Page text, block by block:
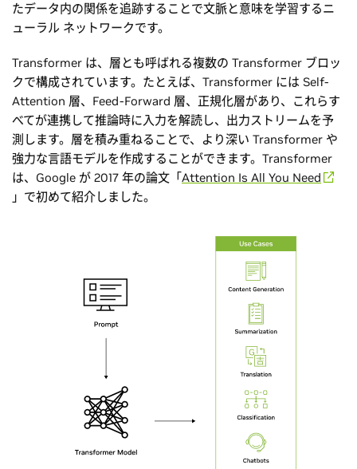
たデータ内の関係を追跡することで文脈と意味を学習するニ
ューラル ネットワークです。
Transformer は、層とも呼ばれる複数の Transformer ブロッ
クで構成されています。たとえば、Transformer には Self-
Attention 層、Feed-Forward 層、正規化層があり、これらす
べてが連携して推論時に入力を解読し、出力ストリームを予
測します。層を積み重ねることで、より深い Transformer や
強力な言語モデルを作成することができます。Transformer
は、Google が 2017 年の論文「Attention Is All You Need
」で初めて紹介しました。